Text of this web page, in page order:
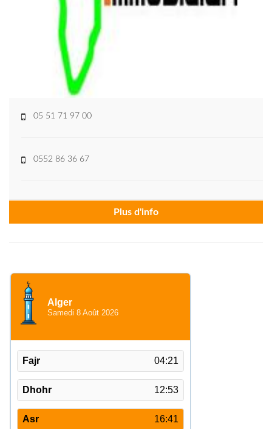
05 51 71 97 00
0552 86 36 67
Plus d'info